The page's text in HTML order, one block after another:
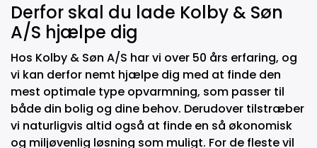
Derfor skal du lade Kolby & Søn
A/S hjælpe dig
Hos Kolby & Søn A/S har vi over 50 års erfaring, og
vi kan derfor nemt hjælpe dig med at finde den
mest optimale type opvarmning, som passer til
både din bolig og dine behov. Derudover tilstræber
vi naturligvis altid også at finde en så økonomisk
og miljøvenlig løsning som muligt. For de fleste vil